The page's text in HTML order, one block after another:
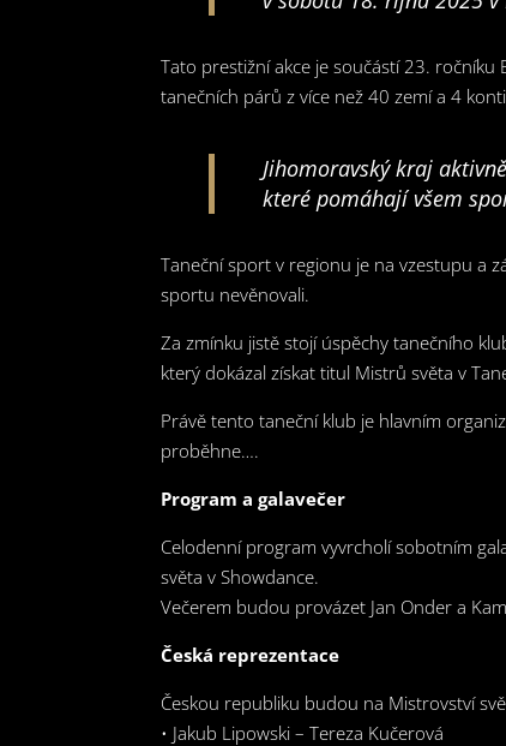
Tato prestižní akce je součástí 23. ročníku
tanečních párů z více než 40 zemí a 4
Jihomoravský kraj
které pomáhají všem
Taneční sport v regionu je na vzestupu a
sportu nevěnovali.
Za zmínku jistě stojí úspěchy tanečního
který dokázal získat titul Mistrů světa v
Právě tento taneční klub je hlavním
proběhne….
Program a galavečer
Celodenní program vyvrcholí sobotním
světa v Showdance.
Večerem budou provázet Jan Onder a
Česká reprezentace
Českou republiku budou na Mistrovství
• Jakub Lipowski – Tereza Kučerová